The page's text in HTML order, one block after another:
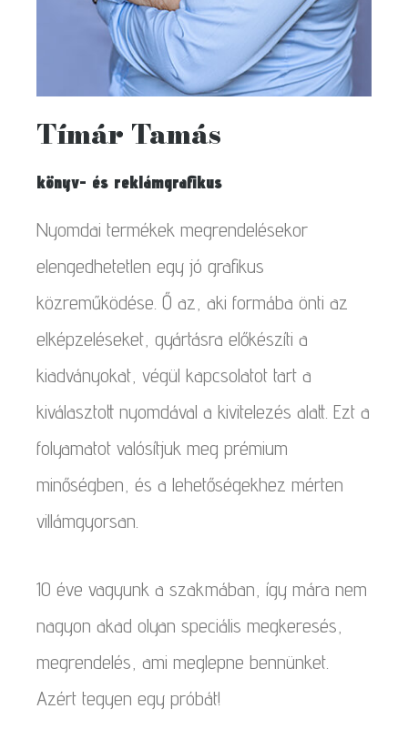
Tímár Tamás
könyv- és reklámgrafikus
Nyomdai termékek megrendelésekor
elengedhetetlen egy jó grafikus
közreműködése. Ő az, aki formába önti az
elképzeléseket, gyártásra előkészíti a
kiadványokat, végül kapcsolatot tart a
kiválasztott nyomdával a kivitelezés alatt. Ezt a
folyamatot valósítjuk meg prémium
minőségben, és a lehetőségekhez mérten
villámgyorsan.
10 éve vagyunk a szakmában, így mára nem
nagyon akad olyan speciális megkeresés,
megrendelés, ami meglepne bennünket.
Azért tegyen egy próbát!